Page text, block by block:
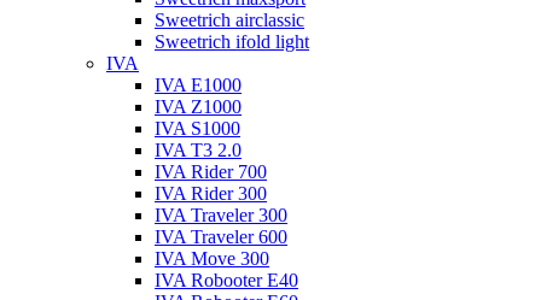
Sweetrich airclassic
Sweetrich ifold light
IVA
IVA E1000
IVA Z1000
IVA S1000
IVA T3 2.0
IVA Rider 700
IVA Rider 300
IVA Traveler 300
IVA Traveler 600
IVA Move 300
IVA Robooter E40